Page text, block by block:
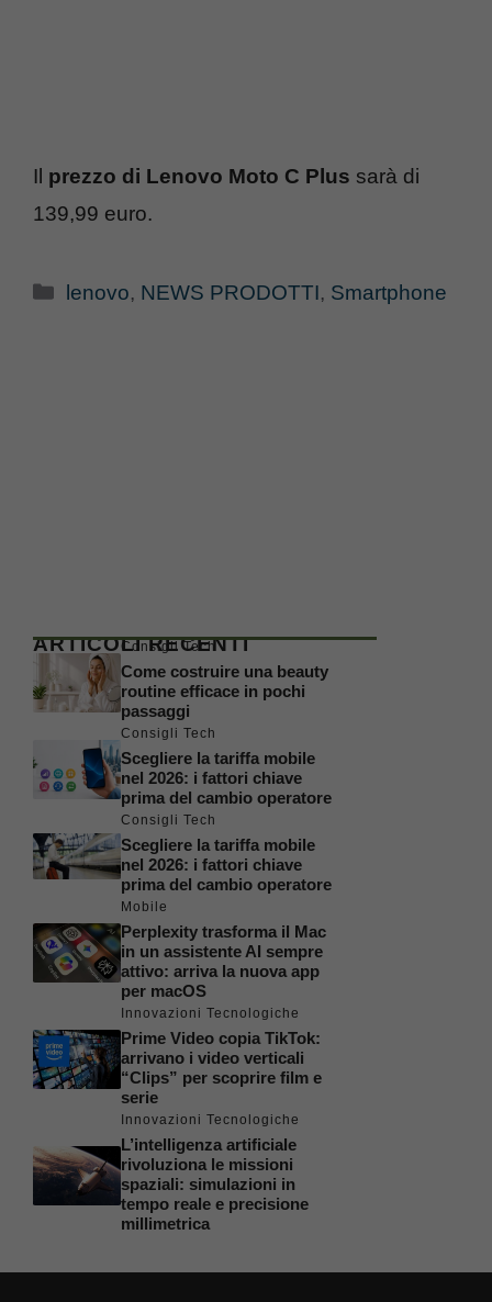
Il prezzo di Lenovo Moto C Plus sarà di
139,99 euro.
Categorie
lenovo, NEWS PRODOTTI, Smartphone
ARTICOLI RECENTI
Consigli Tech
Come costruire una beauty
routine efficace in pochi
passaggi
Consigli Tech
Scegliere la tariffa mobile
nel 2026: i fattori chiave
prima del cambio operatore
Consigli Tech
Scegliere la tariffa mobile
nel 2026: i fattori chiave
prima del cambio operatore
Mobile
Perplexity trasforma il Mac
in un assistente AI sempre
attivo: arriva la nuova app
per macOS
Innovazioni Tecnologiche
Prime Video copia TikTok:
arrivano i video verticali
“Clips” per scoprire film e
serie
Innovazioni Tecnologiche
L’intelligenza artificiale
rivoluziona le missioni
spaziali: simulazioni in
tempo reale e precisione
millimetrica